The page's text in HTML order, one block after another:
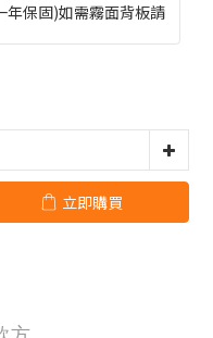
年保固)如需霧面背板請
立即購買